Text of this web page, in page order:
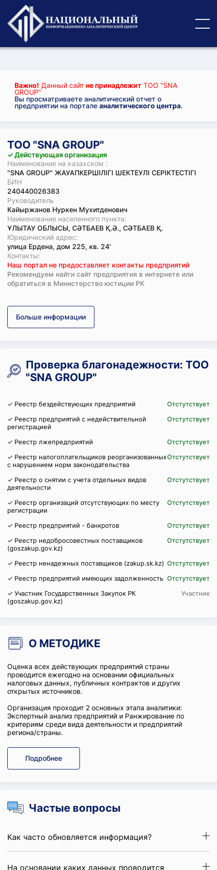
Важно! Данный сайт не принадлежит ТОО "SNA
GROUP"
Вы просматриваете аналитический отчет о
предприятии на портале аналитического центра.
ТОО "SNA GROUP"
✓ Действующая организация
Наименование на казахском :
"SNA GROUP" ЖАУАПКЕРШІЛІГІ ШЕКТЕУЛІ СЕРІКТЕСТІГІ
БИН
240440026383
Руководитель
Кайыржанов Нуркен Мухитденович
Наименование населенного пункта:
ҰЛЫТАУ ОБЛЫСЫ, СӘТБАЕВ Қ.Ә., СӘТБАЕВ Қ.
Юридический адрес:
улица Ердена, дом 225, кв. 24'
Koнтaкты:
Наш портал не предоставляет контакты предприятий
Рекомендуем найти сайт предприятия в интернете или
обратиться в Министерство юстиции РК
Больше информации
Проверка благонадежности: ТОО
"SNA GROUP"
✓ Реестр бездействующих предприятий
Отстутствует
✓ Реестр предприятий с недействительной
регистрацией
Отстутствует
✓ Реестр лжепредприятий
Отстутствует
✓ Реестр налогоплательщиков реорганизованных
с нарушением норм законодательства
Отстутствует
✓ Реестр о снятии с учета отдельных видов
деятельности
Отстутствует
✓ Реестр организаций отсутствующих по месту
регистрации
Отстутствует
✓ Реестр предприятий - банкротов
Отстутствует
✓ Реестр недобросовестных поставщиков
(goszakup.gov.kz)
Отстутствует
✓ Реестр ненадежных поставщиков (zakup.sk.kz) Отстутствует
✓ Реестр предприятий имеющих задолженность Отстутствует
✓ Участник Государственных Закупок РК
(goszakup.gov.kz)
Участник
О МЕТОДИКЕ
Оценка всех действующих предприятий страны
проводится ежегодно на основании официальных
налоговых данных, публичных контрактов и других
открытых источников.
Организация проходит 2 основных этапа аналитики:
Экспертный анализ предприятий и Ранжирование по
критериям среди вида деятельности и предприятий
региона/страны.
Подробнее
Частые вопросы
Как часто обновляется информация?
На основании каких данных проводится